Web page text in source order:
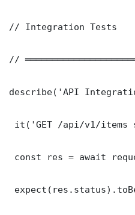
// Integration Tests
//
describe('API
it('GET /api/v1/items
const res = await